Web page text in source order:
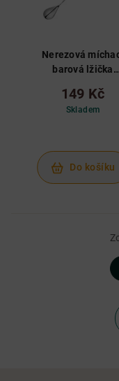
Nerezová
barová lžička
Urban Bar
149 Kč
Skladem
Do košíku